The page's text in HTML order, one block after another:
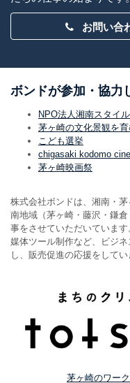
お問い合
ボンドが参加・協力
NPO法人湘南スタイル
茅ヶ崎の文化景観を
こども選挙
chigasaki kodomo
茅ヶ崎映画祭
株式会社ボンドは、湘南・
南地域（茅ヶ崎・藤沢・鎌
事をさせていただいていま
媒体ツール制作など、ビジ
し、販売促進の応援をしてい
茅ヶ崎のワー